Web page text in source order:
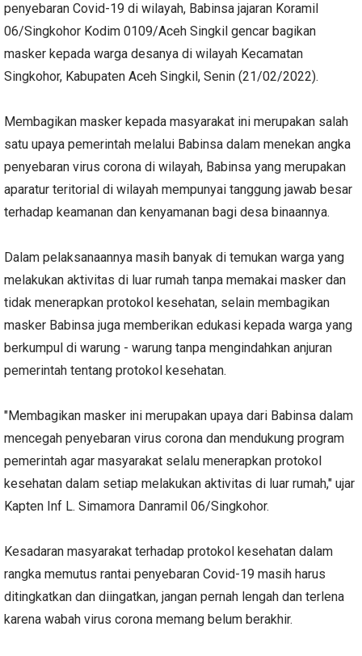
penyebaran Covid-19 di wilayah, Babinsa jajaran Koramil
06/Singkohor Kodim 0109/Aceh Singkil gencar bagikan
masker kepada warga desanya di wilayah Kecamatan
Singkohor, Kabupaten Aceh Singkil, Senin (21/02/2022).
Membagikan masker kepada masyarakat ini merupakan salah
satu upaya pemerintah melalui Babinsa dalam menekan angka
penyebaran virus corona di wilayah, Babinsa yang merupakan
aparatur teritorial di wilayah mempunyai tanggung jawab besar
terhadap keamanan dan kenyamanan bagi desa binaannya.
Dalam pelaksanaannya masih banyak di temukan warga yang
melakukan aktivitas di luar rumah tanpa memakai masker dan
tidak menerapkan protokol kesehatan, selain membagikan
masker Babinsa juga memberikan edukasi kepada warga yang
berkumpul di warung - warung tanpa mengindahkan anjuran
pemerintah tentang protokol kesehatan.
"Membagikan masker ini merupakan upaya dari Babinsa dalam
mencegah penyebaran virus corona dan mendukung program
pemerintah agar masyarakat selalu menerapkan protokol
kesehatan dalam setiap melakukan aktivitas di luar rumah," ujar
Kapten Inf L. Simamora Danramil 06/Singkohor.
Kesadaran masyarakat terhadap protokol kesehatan dalam
rangka memutus rantai penyebaran Covid-19 masih harus
ditingkatkan dan diingatkan, jangan pernah lengah dan terlena
karena wabah virus corona memang belum berakhir.